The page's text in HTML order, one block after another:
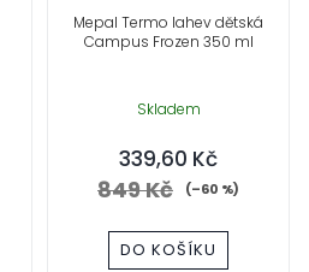
Mepal Termo lahev dětská
Campus Frozen 350 ml
Skladem
339,60 Kč
849 Kč (–60 %)
DO KOŠÍKU